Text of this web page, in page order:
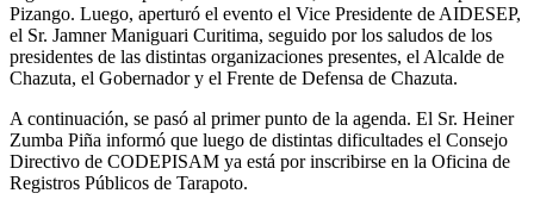
Pizango. Luego, aperturó el evento el Vice Presidente de AIDESEP,
el Sr. Jamner Maniguari Curitima, seguido por los saludos de los
presidentes de las distintas organizaciones presentes, el Alcalde de
Chazuta, el Gobernador y el Frente de Defensa de Chazuta.
A continuación, se pasó al primer punto de la agenda. El Sr. Heiner
Zumba Piña informó que luego de distintas dificultades el Consejo
Directivo de CODEPISAM ya está por inscribirse en la Oficina de
Registros Públicos de Tarapoto.